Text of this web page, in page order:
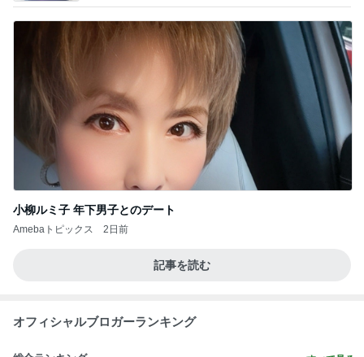
小柳ルミ子 年下男子とのデート
Amebaトピックス 2日前
記事を読む
オフィシャルブロガーランキング